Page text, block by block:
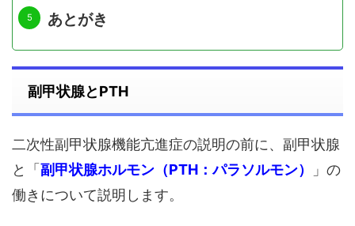
あとがき
副甲状腺とPTH
二次性副甲状腺機能亢進症の説明の前に、副甲状腺
と「 副甲状腺ホルモン（PTH：パラソルモン）
」の
働きについて説明します。